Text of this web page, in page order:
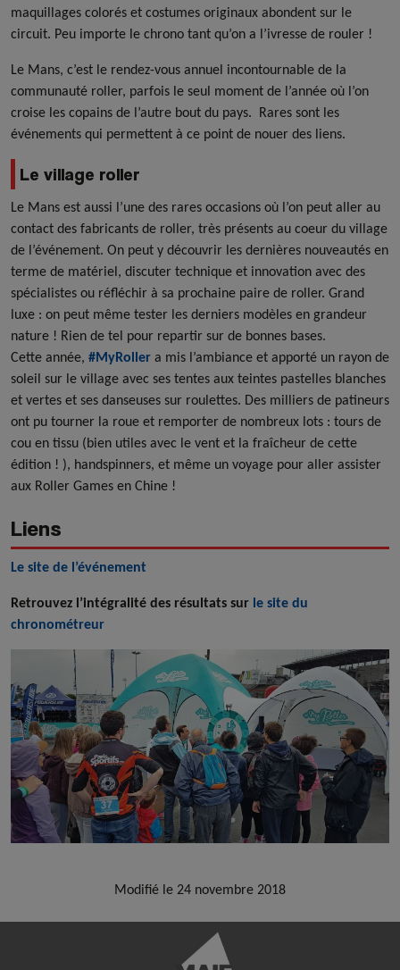
maquillages colorés et costumes originaux abondent sur le
circuit. Peu importe le chrono tant qu’on a l’ivresse de rouler !
Le Mans, c’est le rendez-vous annuel incontournable de la
communauté roller, parfois le seul moment de l’année où l’on
croise les copains de l’autre bout du pays. Rares sont les
événements qui permettent à ce point de nouer des liens.
Le village roller
Le Mans est aussi l’une des rares occasions où l’on peut aller au
contact des fabricants de roller, très présents au coeur du village
de l’événement. On peut y découvrir les dernières nouveautés en
terme de matériel, discuter technique et innovation avec des
spécialistes ou réfléchir à sa prochaine paire de roller. Grand
luxe : on peut même tester les derniers modèles en grandeur
nature ! Rien de tel pour repartir sur de bonnes bases.
Cette année, #MyRoller a mis l’ambiance et apporté un rayon de
soleil sur le village avec ses tentes aux teintes pastelles blanches
et vertes et ses danseuses sur roulettes. Des milliers de patineurs
ont pu tourner la roue et remporter de nombreux lots : tours de
cou en tissu (bien utiles avec le vent et la fraîcheur de cette
édition ! ), handspinners, et même un voyage pour aller assister
aux Roller Games en Chine !
Liens
Le site de l’événement
Retrouvez l’intégralité des résultats sur le site du
chronométreur
Modifié le 24 novembre 2018